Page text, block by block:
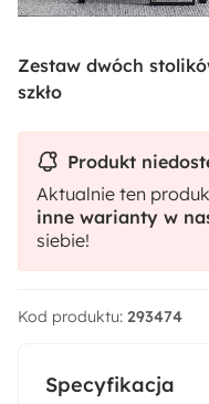
Specyfikacja
Zestaw dwóch
szkło
Produkt
Aktualnie ten
inne warianty w
siebie!
Kod produktu: 293474